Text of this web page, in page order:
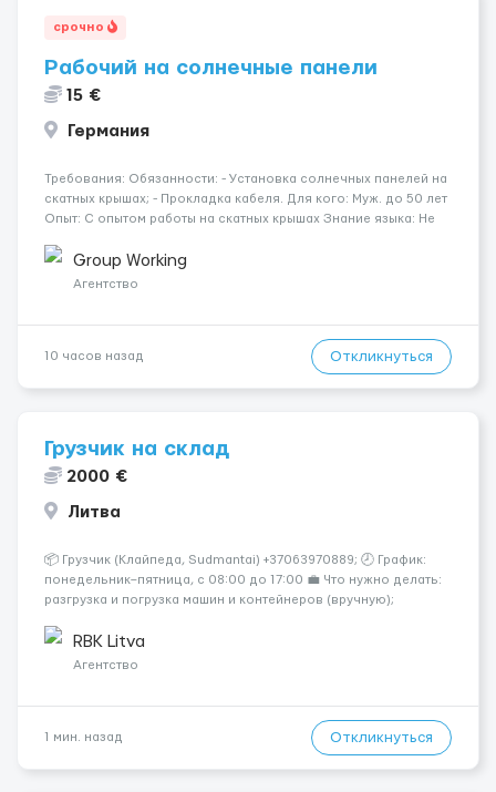
срочно
Рабочий на солнечные панели
15 €
Германия
Требования: Обязанности: - Установка солнечных панелей на
скатных крышах; - Прокладка кабеля. Для кого: Муж. до 50 лет
Опыт: С опытом работы на скатных крышах Знание языка: Не
Германия, Буцбах Условия...
Group Working
Агентство
10 часов назад Откликнуться
Грузчик на склад
2000 €
Литва
📦 Грузчик (Клайпеда, Sudmantai) +37063970889; 🕗 График:
понедельник–пятница, с 08:00 до 17:00 💼 Что нужно делать:
разгрузка и погрузка машин и контейнеров (вручную);
выполнение других поручений заведующего складом. ✅
Требования: ...
RBK Litva
Агентство
1 мин. назад Откликнуться